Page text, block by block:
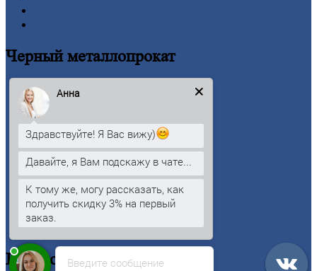
Черныйметаллопрокат
Арматура
Двутавровая
Квадрат
Кругстальной
Лист
Проволока
Сетка
Труба
Шестигранник
Калькулятор
Цветной металлопрокат
Введите сообщение
Анна
Здравствуйте! Я Вас вижу)
Давайте, я Вам подскажу в чате...
К тому же, могу рассказать, как
получить скидку 3% на первый
заказ.